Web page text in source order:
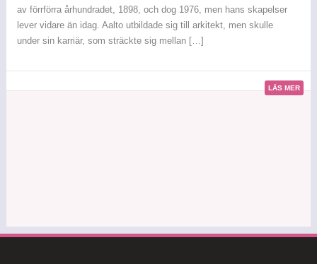
av förrförra århundradet, 1898, och dog 1976, men hans skapelser
lever vidare än idag. Aalto utbildade sig till arkitekt, men skulle
under sin karriär, som sträckte sig mellan […]
LÄS MER